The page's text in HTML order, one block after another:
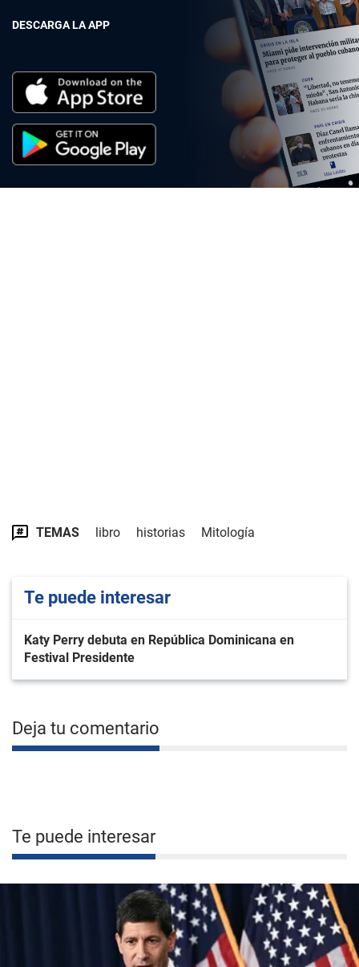
DESCARGA LA APP
TEMAS libro historias Mitología
Te puede interesar
Katy Perry debuta en República Dominicana en
Festival Presidente
Deja tu comentario
Te puede interesar